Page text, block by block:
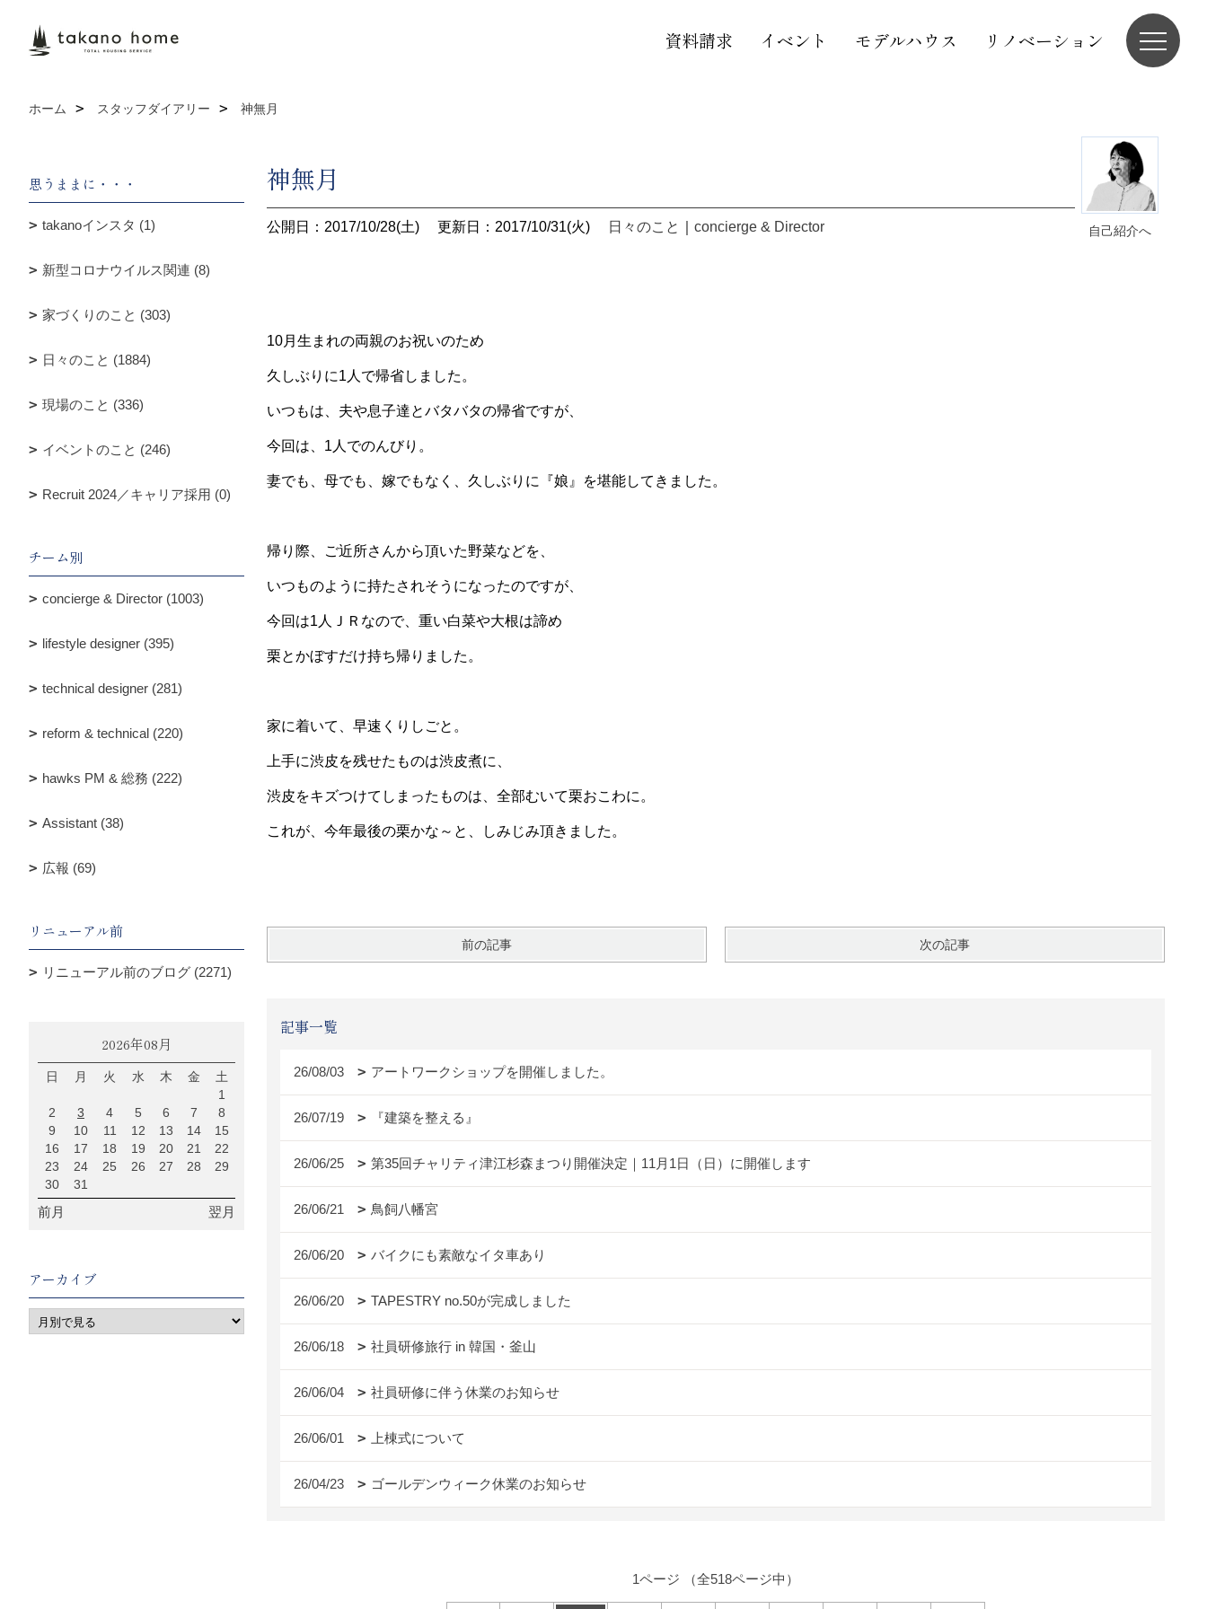
資料請求 イベント モデルハウス リノベーション
ホーム スタッフダイアリー 神無月
自己紹介へ
神無月
公開日：2017/10/28(土) 更新日：2017/10/31(火) 日々のこと concierge & Director
10月生まれの両親のお祝いのため
久しぶりに1人で帰省しました。
いつもは、夫や息子達とバタバタの帰省ですが、
今回は、1人でのんびり。
妻でも、母でも、嫁でもなく、久しぶりに『娘』を堪能してきました。
帰り際、ご近所さんから頂いた野菜などを、
いつものように持たされそうになったのですが、
今回は1人ＪＲなので、重い白菜や大根は諦め
栗とかぼすだけ持ち帰りました。
家に着いて、早速くりしごと。
上手に渋皮を残せたものは渋皮煮に、
渋皮をキズつけてしまったものは、全部むいて栗おこわに。
これが、今年最後の栗かな～と、しみじみ頂きました。
前の記事 次の記事
記事一覧
26/08/03 アートワークショップを開催しました。
26/07/19 『建築を整える』
26/06/25 第35回チャリティ津江杉森まつり開催決定｜11月1日（日）に開催します
26/06/21 鳥飼八幡宮
26/06/20 バイクにも素敵なイタ車あり
26/06/20 TAPESTRY no.50が完成しました
26/06/18 社員研修旅行 in 韓国・釜山
26/06/04 社員研修に伴う休業のお知らせ
26/06/01 上棟式について
26/04/23 ゴールデンウィーク休業のお知らせ
1ページ （全518ページ中）
思うままに・・・
takanoインスタ (1)
新型コロナウイルス関連 (8)
家づくりのこと (303)
日々のこと (1884)
現場のこと (336)
イベントのこと (246)
Recruit 2024／キャリア採用 (0)
チーム別
concierge & Director (1003)
lifestyle designer (395)
technical designer (281)
reform & technical (220)
hawks PM & 総務 (222)
Assistant (38)
広報 (69)
リニューアル前
リニューアル前のブログ (2271)
2026年08月
日 月 火 水 木 金
土
1
2
3 4 5 6 7
8
9
10 11 12 13 14
15
16
17 18 19 20 21
22
23
24 25 26 27 28
29
30
31
前月 翌月
アーカイブ